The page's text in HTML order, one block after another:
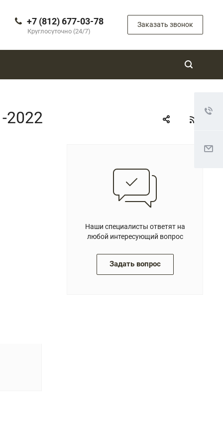
+7 (812) 677-03-78
Круглосуточно (24/7)
Заказать звонок
2022
Наши специалисты ответят на
любой интересующий вопрос
Задать вопрос